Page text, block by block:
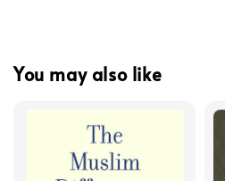
You may also like